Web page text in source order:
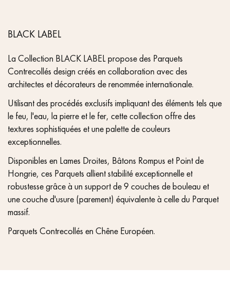
BLACK LABEL
La Collection BLACK LABEL propose des Parquets
Contrecollés design créés en collaboration avec des
architectes et décorateurs de renommée internationale.
Utilisant des procédés exclusifs impliquant des éléments tels que
le feu, l'eau, la pierre et le fer, cette collection offre des
textures sophistiquées et une palette de couleurs
exceptionnelles.
Disponibles en Lames Droites, Bâtons Rompus et Point de
Hongrie, ces Parquets allient stabilité exceptionnelle et
robustesse grâce à un support de 9 couches de bouleau et
une couche d'usure (parement) équivalente à celle du Parquet
massif.
Parquets Contrecollés en Chêne Européen.